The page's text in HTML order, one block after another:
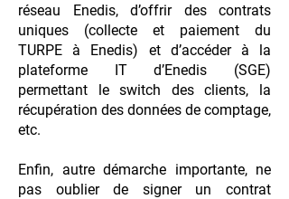
réseau Enedis, d’offrir des contrats
uniques (collecte et paiement du
TURPE à Enedis) et d’accéder à la
plateforme IT d’Enedis (SGE)
permettant le switch des clients, la
récupération des données de comptage,
etc.
Enfin, autre démarche importante, ne
pas oublier de signer un contrat